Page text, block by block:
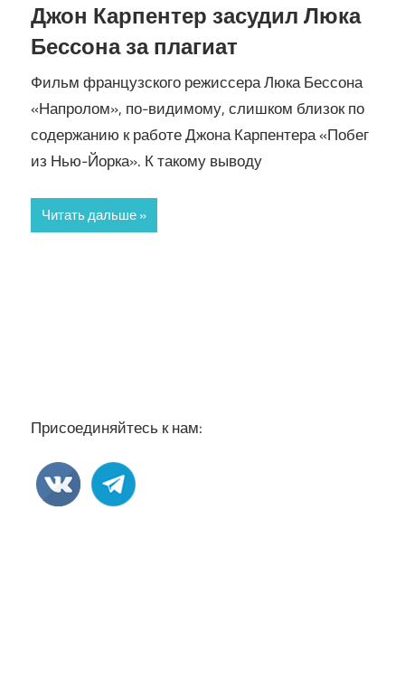
Джон Карпентер засудил Люка
Бессона за плагиат
Фильм французского режиссера Люка Бессона
«Напролом», по-видимому, слишком близок по
содержанию к работе Джона Карпентера «Побег
из Нью-Йорка». К такому выводу
Читать дальше
Присоединяйтесь к нам: